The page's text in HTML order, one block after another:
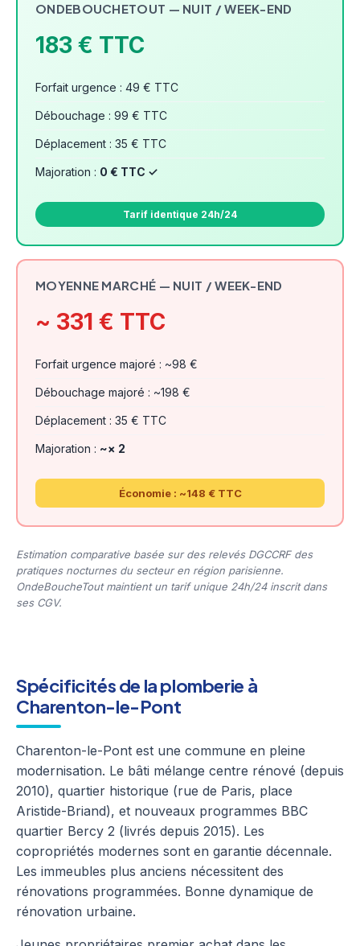
ONDEBOUCHETOUT — NUIT / WEEK-END
183 € TTC
Forfait urgence : 49 € TTC
Débouchage : 99 € TTC
Déplacement : 35 € TTC
Majoration : 0 € TTC ✓
Tarif identique 24h/24
MOYENNE MARCHÉ — NUIT / WEEK-END
~ 331 € TTC
Forfait urgence majoré : ~98 €
Débouchage majoré : ~198 €
Déplacement : 35 € TTC
Majoration : ~× 2
Économie : ~148 € TTC
Estimation comparative basée sur des relevés DGCCRF des
pratiques nocturnes du secteur en région parisienne.
OndeBoucheTout maintient un tarif unique 24h/24 inscrit dans
ses CGV.
Spécificités de la plomberie à
Charenton-le-Pont
Charenton-le-Pont est une commune en pleine
modernisation. Le bâti mélange centre rénové (depuis
2010), quartier historique (rue de Paris, place
Aristide-Briand), et nouveaux programmes BBC
quartier Bercy 2 (livrés depuis 2015). Les
copropriétés modernes sont en garantie décennale.
Les immeubles plus anciens nécessitent des
rénovations programmées. Bonne dynamique de
rénovation urbaine.